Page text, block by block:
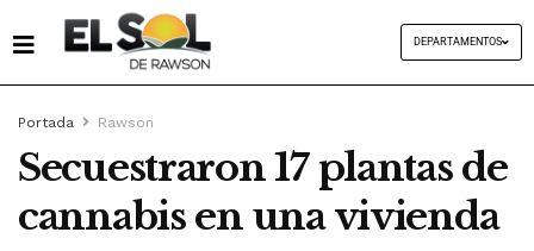
DEPARTAMENTOS
Portada Rawson
Secuestraron 17 plantas de
cannabis en una vivienda